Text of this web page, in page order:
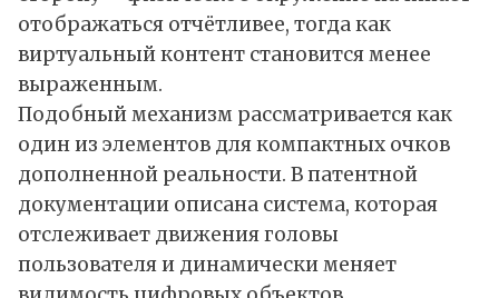
отображаться отчётливее, тогда как
виртуальный контент становится менее
выраженным.
Подобный механизм рассматривается как
один из элементов для компактных очков
дополненной реальности. В патентной
документации описана система, которая
отслеживает движения головы
пользователя и динамически меняет